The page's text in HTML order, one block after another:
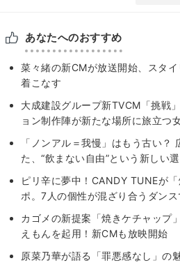
あなたへのおすすめ
菜々緒の新CMが放送開始、スタ
着こなす
大成建設グループ新TVCM「挑戦
ョン制作陣が新たな場所に旅立つ
「ノンアル＝我慢」はもう古い？
た、“飲まない自由”という新しい
ピリ辛に夢中！CANDY TUNEが
ポ。7人の個性が混ざり合うダンス
カゴメの新提案「焼きケチャップ
えもんを起用！新CMも放映開始
原菜乃華が語る「罪悪感なし」の